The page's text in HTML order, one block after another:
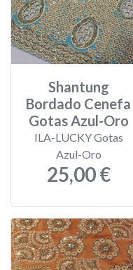
Shantung
Bordado Cenefa
Gotas Azul-Oro
ILA-LUCKY Gotas
Azul-Oro
25,00 €